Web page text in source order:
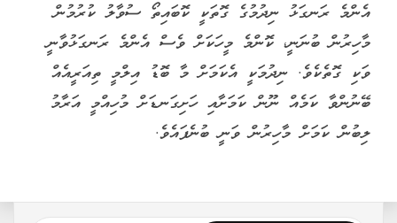
އެންމެ ރަނގަޅު ނިދުމުގެ ގޮތަކީ ކޮބައިތޯ ސުވާލު ކުރުމުން
މާހިރުން ބުނަނީ، ކޮންމެ މީހަކަށް ވެސް އެންމެ ރަނގަޅުވާނީ
ވަކި ގޮތެކެވެ. ނިދުމަކީ އެކަމަށް މާ ބޮޑު އިލްމީ ތިއަރީއެއް
ބޭނުންވާ ކަމެއް ނޫން ކަމަށާއި ހަށިގަނޑަށް މުހިއްމީ އަރާމު
ލިބުން ކަމަށް މާހިރުން ވަނީ ބުނެފައެވެ.